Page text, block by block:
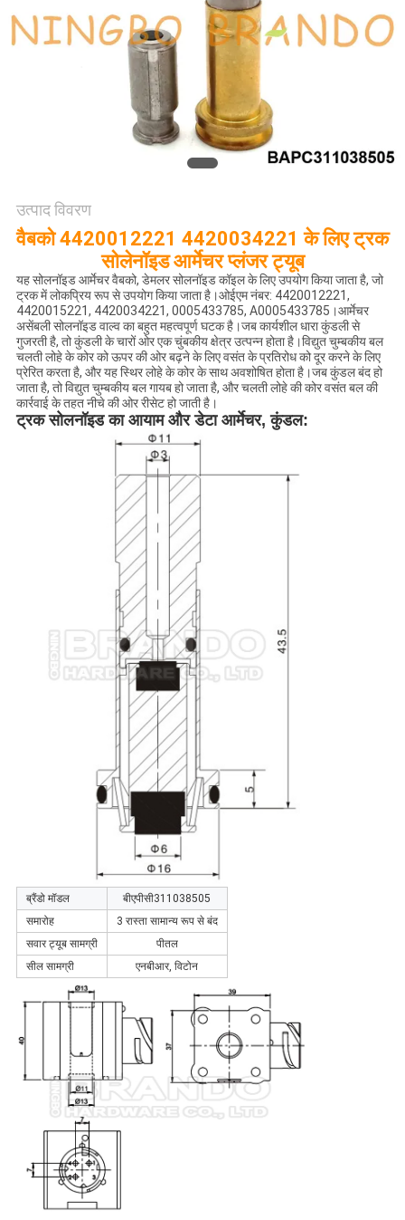
साइटमैप
उत्पाद विवरण
वैबको 4420012221 4420034221 के लिए ट्रक
सोलेनॉइड आर्मेचर प्लंजर ट्यूब
यह सोलनॉइड आर्मेचर वैबको, डेमलर सोलनॉइड कॉइल के लिए उपयोग किया जाता है, जो
ट्रक में लोकप्रिय रूप से उपयोग किया जाता है।ओईएम नंबर: 4420012221,
4420015221, 4420034221, 0005433785, A0005433785।आर्मेचर
असेंबली सोलनॉइड वाल्व का बहुत महत्वपूर्ण घटक है।जब कार्यशील धारा कुंडली से
गुजरती है, तो कुंडली के चारों ओर एक चुंबकीय क्षेत्र उत्पन्न होता है।विद्युत चुम्बकीय बल
चलती लोहे के कोर को ऊपर की ओर बढ़ने के लिए वसंत के प्रतिरोध को दूर करने के लिए
प्रेरित करता है, और यह स्थिर लोहे के कोर के साथ अवशोषित होता है।जब कुंडल बंद हो
जाता है, तो विद्युत चुम्बकीय बल गायब हो जाता है, और चलती लोहे की कोर वसंत बल की
कार्रवाई के तहत नीचे की ओर रीसेट हो जाती है।
ट्रक सोलनॉइड का आयाम और डेटा आर्मेचर, कुंडल:
ब्रैंडो मॉडल
बीएपीसी311038505
समारोह
3 रास्ता सामान्य रूप से बंद
सवार ट्यूब सामग्री
पीतल
सील सामग्री
एनबीआर, विटोन